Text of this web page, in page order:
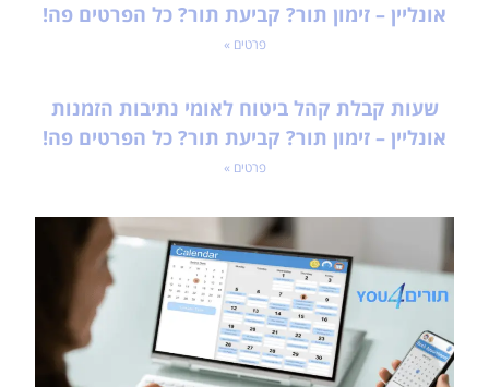
אונליין – זימון תור? קביעת תור? כל הפרטים פה!
פרטים »
שעות קבלת קהל ביטוח לאומי נתיבות הזמנות
אונליין – זימון תור? קביעת תור? כל הפרטים פה!
פרטים »